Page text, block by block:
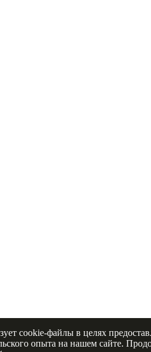
cookie-файлы в целях
опыта на нашем сайте.